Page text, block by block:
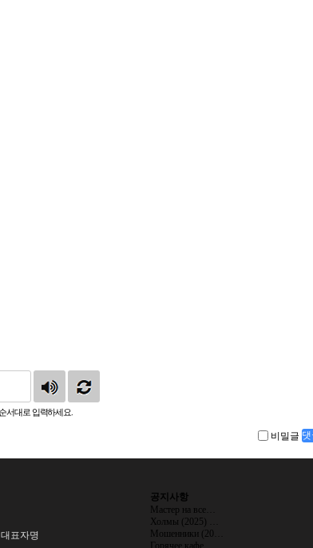
서대로 입력하세요.
비밀글
표자명
공지사항
Мастер на все…
Холмы (2025) …
Мошенники (20…